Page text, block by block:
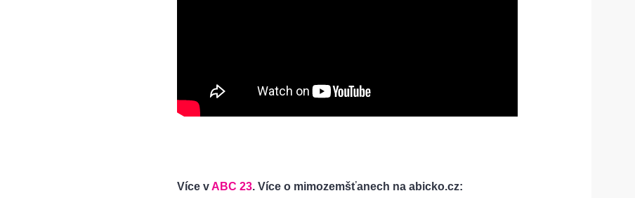
Více vABC 23. Více o mimozemšťanech na abicko.cz: